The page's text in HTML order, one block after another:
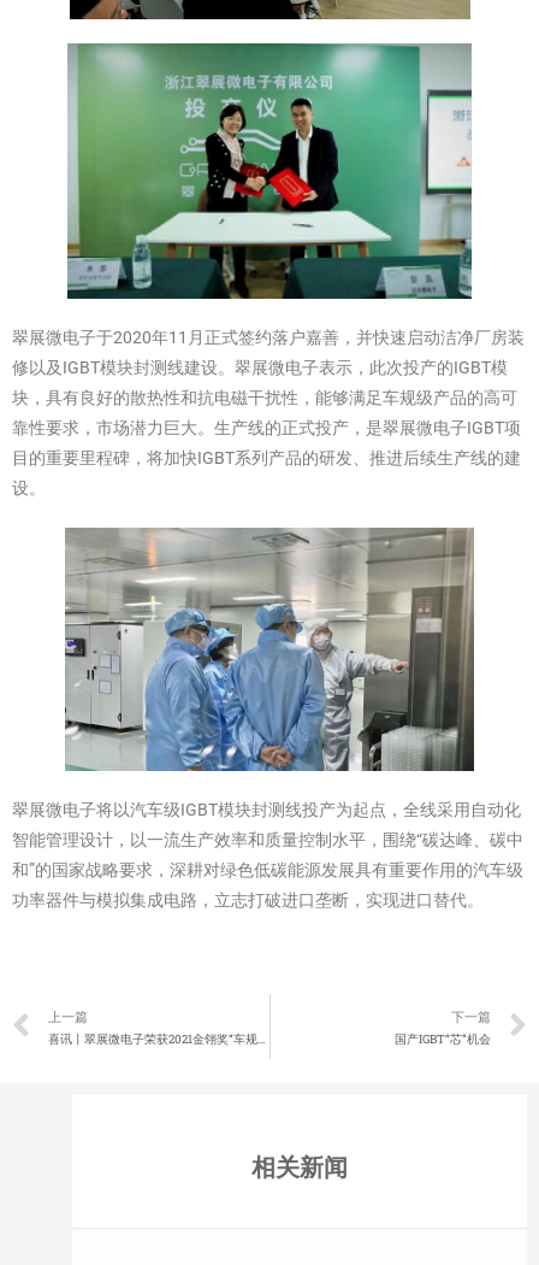
翠展微电子于2020年11月正式签约落户嘉善，并快速启动洁净厂房装
修以及IGBT模块封测线建设。翠展微电子表示，此次投产的IGBT模
块，具有良好的散热性和抗电磁干扰性，能够满足车规级产品的高可
靠性要求，市场潜力巨大。生产线的正式投产，是翠展微电子IGBT项
目的重要里程碑，将加快IGBT系列产品的研发、推进后续生产线的建
设。
翠展微电子将以汽车级IGBT模块封测线投产为起点，全线采用自动化
智能管理设计，以一流生产效率和质量控制水平，围绕“碳达峰、碳中
和”的国家战略要求，深耕对绿色低碳能源发展具有重要作用的汽车级
功率器件与模拟集成电路，立志打破进口垄断，实现进口替代。
上一篇
喜讯丨翠展微电子荣获2021金翎奖“车规级功率器件设计制造类”年度创新技术产品奖
下一篇
国产IGBT“芯”机会
相关新闻